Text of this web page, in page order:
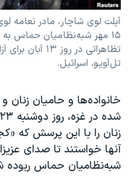
اسرائیل در جنگ
گالری عکس
آرشیو پخش زنده
ورزش زنان در ایران
اعتراضات زن، زندگی، آزادی
مجموعه مستندهای دادخواهی
دادگاه حمید نوری
چهل سال گروگان‌گیری
قانون شفافیت دارائی کادر
اعتراضات مردمی آبان ۹۸
زبانهای مختلف
۱۵ مهر شبه‌نظامیان حماس
تظاهراتی در
تل‌آویو، اسرائیل.
خانواده‌ها و حامیان زنان
زنان را با این پرسش که
آنها خواستند تا صدای
شبه‌نظامیان حماس ربوده